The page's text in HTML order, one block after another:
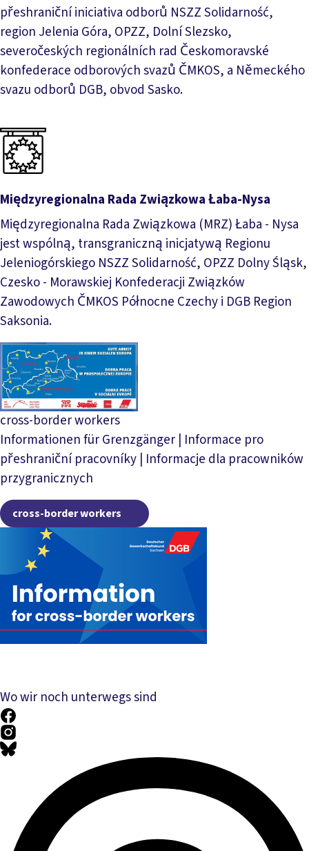
přeshraniční iniciativa odborů NSZZ Solidarność,
region Jelenia Góra, OPZZ, Dolní Slezsko,
severočeských regionálních rad Českomoravské
konfederace odborových svazů ČMKOS, a Německého
svazu odborů DGB, obvod Sasko.
Międzyregionalna Rada Związkowa Łaba-Nysa
Międzyregionalna Rada Związkowa (MRZ) Łaba - Nysa
jest wspólną, transgraniczną inicjatywą Regionu
Jeleniogórskiego NSZZ Solidarność, OPZZ Dolny Śląsk,
Czesko - Morawskiej Konfederacji Związków
Zawodowych ČMKOS Północne Czechy i DGB Region
Saksonia.
Międzyregionalna Rada Związkowa Łaba-Nysa
cross-border workers
Informationen für Grenzgänger | Informace pro
přeshraniční pracovníky | Informacje dla pracowników
przygranicznych
cross-border workers cross-border workers
Wo wir noch unterwegs sind